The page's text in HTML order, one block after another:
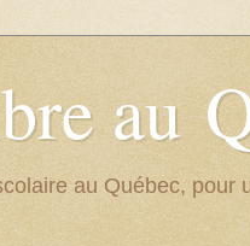
au
au Québec,